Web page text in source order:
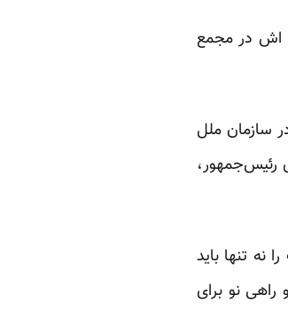
اش در مجمع
سازمان ملل
رئیس‌جمهور،
تنها باید
نو برای